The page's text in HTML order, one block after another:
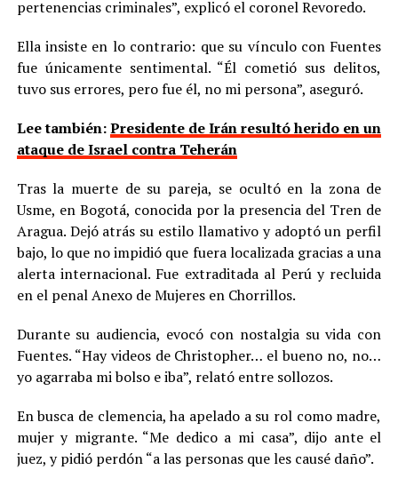
pertenencias criminales”, explicó el coronel Revoredo.
Ella insiste en lo contrario: que su vínculo con Fuentes
fue únicamente sentimental. “Él cometió sus delitos,
tuvo sus errores, pero fue él, no mi persona”, aseguró.
Lee también:Presidente de Irán resultó herido en un
ataque de Israel contra Teherán
Tras la muerte de su pareja, se ocultó en la zona de
Usme, en Bogotá, conocida por la presencia del Tren de
Aragua. Dejó atrás su estilo llamativo y adoptó un perfil
bajo, lo que no impidió que fuera localizada gracias a una
alerta internacional. Fue extraditada al Perú y recluida
en el penal Anexo de Mujeres en Chorrillos.
Durante su audiencia, evocó con nostalgia su vida con
Fuentes. “Hay videos de Christopher… el bueno no, no…
yo agarraba mi bolso e iba”, relató entre sollozos.
En busca de clemencia, ha apelado a su rol como madre,
mujer y migrante. “Me dedico a mi casa”, dijo ante el
juez, y pidió perdón “a las personas que les causé daño”.